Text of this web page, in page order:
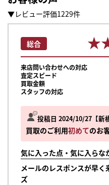
▼レビュー評価1229件
投稿日 2024/10/27 新
買取のご利用初めてのお
気に入った点・気に入らな
メールのレスポンスが早
ズ
総合
来店問い合わせへの対応
査定スピード
買取金額
スタッフの対応